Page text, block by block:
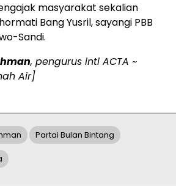
masyarakat sekalian
Bang Yusril, sayangi PBB
Sandi.
, pengurus inti ACTA ~
Air]
Partai Bulan Bintang